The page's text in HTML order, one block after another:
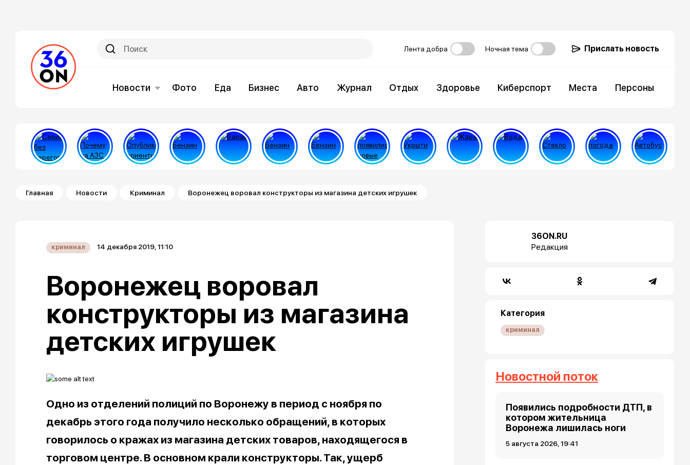
Лента добра Ночная тема Прислать новость
Новости Фото Еда Бизнес Авто Журнал Отдых Здоровье Киберспорт Места Персоны
Строка навигации
Главная Новости Криминал Воронежец воровал конструкторы из магазина детских игрушек
криминал 14 декабря 2019, 11:10
Воронежец воровал
конструкторы из магазина
детских игрушек
Одно из отделений полиций по Воронежу в период с ноября по
декабрь этого года получило несколько обращений, в которых
говорилось о кражах из магазина детских товаров, находящегося в
торговом центре. В основном крали конструкторы. Так, ущерб
36ON.RU
Редакция
Категория
криминал
Новостной поток
Появились подробности ДТП, в
котором жительница
Воронежа лишилась ноги
5 августа 2026, 19:41